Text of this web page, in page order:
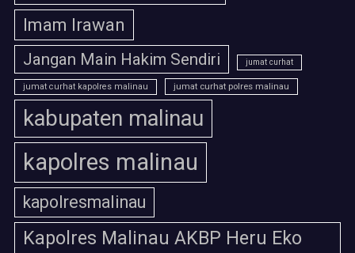
Imam Irawan
Jangan Main Hakim Sendiri jumat curhat
jumat curhat kapolres malinau jumat curhat polres malinau
kabupaten malinau
kapolres malinau
kapolresmalinau
Kapolres Malinau AKBP Heru Eko